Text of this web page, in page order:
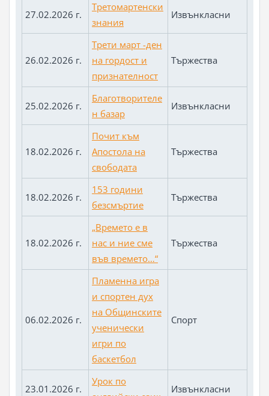
27.02.2026 г.
Третомартенски
знания
Извънкласни
26.02.2026 г.
Трети март -ден
на гордост и
признателност
Тържества
25.02.2026 г.
Благотворителе
н базар
Извънкласни
18.02.2026 г.
Почит към
Апостола на
свободата
Тържества
18.02.2026 г.
153 години
безсмъртие
Тържества
18.02.2026 г.
„Времето е в
нас и ние сме
във времето…“
Тържества
06.02.2026 г.
Пламенна игра
и спортен дух
на Общинските
ученически
игри по
баскетбол
Спорт
23.01.2026 г.
Урок по
Извънкласни